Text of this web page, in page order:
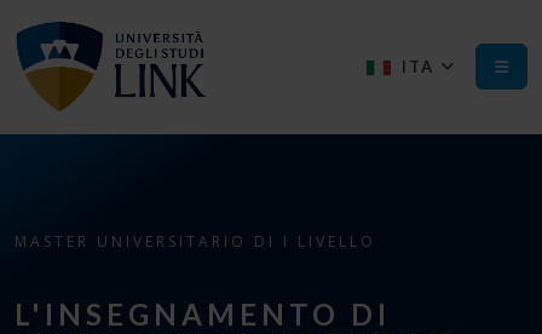
ITA
MASTER UNIVERSITARIO DI I LIVELLO
L'INSEGNAMENTO DI